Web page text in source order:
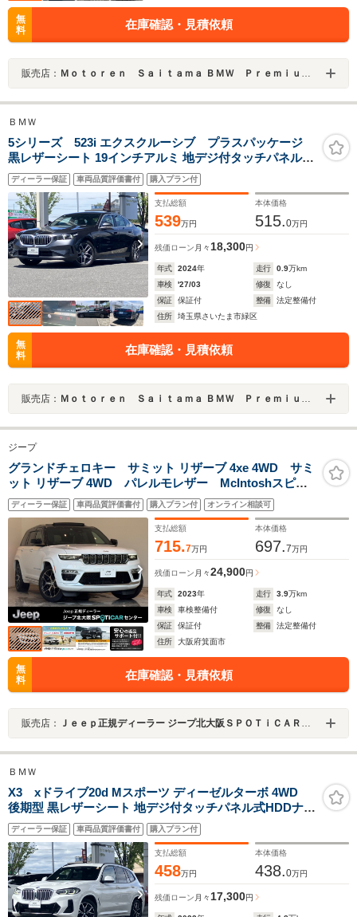
無
料
在庫確認・見積依頼
販売店： Ｍｏｔｏｒｅｎ Ｓａｉｔａｍａ ＢＭＷ Ｐｒｅｍｉｕｍ Ｓｅｌｅｃｔｉｏｎ 浦和美園
ＢＭＷ
5シリーズ 523i エクスクルーシブ プラスパッケージ
黒レザーシート 19インチアルミ 地デジ付タッチパネル式
HDDナビ フロント+サイド+バック+トップビューカメラ
ACC アイコニックグロー
ディーラー保証 車両品質評価書付 購入プラン付
支払総額
539万円
本体価格
515.0万円
残価ローン 月々 18,300円
年式 2024年 走行 0.9万km
車検
'27/03 修復
なし
保証
保証付 整備
法定整備付
住所
埼玉県さいたま市緑区
無
料
在庫確認・見積依頼
販売店： Ｍｏｔｏｒｅｎ Ｓａｉｔａｍａ ＢＭＷ Ｐｒｅｍｉｕｍ Ｓｅｌｅｃｔｉｏｎ 浦和美園
ジープ
グランドチェロキー サミット リザーブ 4xe 4WD サミ
ット リザーブ 4WD パレルモレザー McIntoshスピー
カー サンルーフ AppleCarplay Bluetooth 純正ナ
ビ フルセグ シートヒーター 前面衝突警報 アダプ
ティブクルーズコントロール 360度カメラ
ディーラー保証 車両品質評価書付 購入プラン付 オンライン相談可
支払総額
715.7万円
本体価格
697.7万円
残価ローン 月々24,900円
年式 2023年 走行 3.9万km
車検
車検整備付 修復
なし
保証
保証付 整備
法定整備付
住所
大阪府箕面市
無
料
在庫確認・見積依頼
販売店： Ｊｅｅｐ正規ディーラー ジープ北大阪ＳＰＯＴｉＣＡＲセンター
ＢＭＷ
X3 xドライブ20d Mスポーツ ディーゼルターボ 4WD
後期型 黒レザーシート 地デジ付タッチパネル式HDDナビ
19インチアルミ ACC シートヒーター 後席エアコン フロ
ント+サイド+バック+トップビューカメラ ウッドパネル
ディーラー保証 車両品質評価書付 購入プラン付
支払総額
458万円
本体価格
438.0万円
残価ローン 月々17,300円